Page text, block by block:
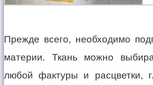
Прежде всего, необходимо
материи. Ткань можно
любой фактуры и расцветки,